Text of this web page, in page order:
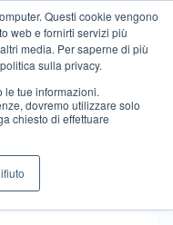
Questi cookie vengono
web e fornirti servizi più
media. Per saperne di più
sulla privacy.
le tue informazioni.
dovremo utilizzare solo
chiesto di effettuare